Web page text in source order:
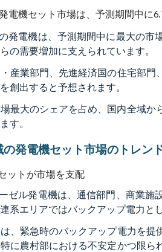
電機セット市場は、予測期間中に
発電機は、予測期間中に最大の
の需要増加に支えられています。
産業部門、先進経済国の住宅部
創出すると予想されます。
最大のシェアを占め、国内全域
す。
発電機セット市場のトレン
ットが市場を支配
ゼル発電機は、通信部門、商業
系エリアではバックアップ電力と
、緊急時のバックアップ電力を
に農村部における不安定かつ限